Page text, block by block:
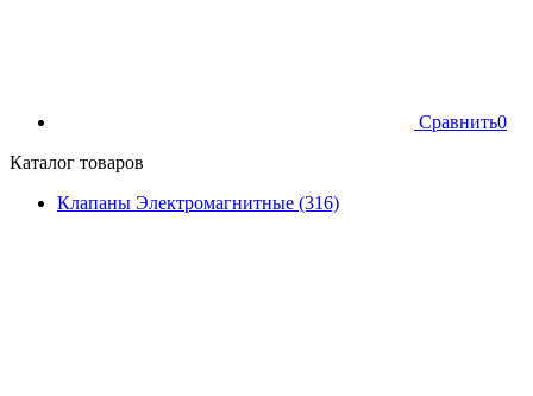
Сравнить0
Каталог товаров
Клапаны Электромагнитные (316)